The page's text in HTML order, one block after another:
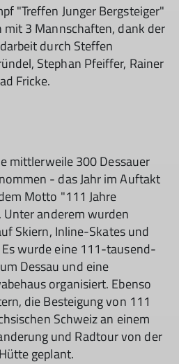
"Treffen Junger Bergsteiger"
3 Mannschaften, dank der
durch Steffen
Stephan Pfeiffer, Rainer
Fricke.
mittlerweile 300 Dessauer
- das Jahr im Auftakt
Motto "111 Jahre
Unter anderem wurden
Skiern, Inline-Skates und
wurde eine 111-tausend-
Dessau und eine
organisiert. Ebenso
die Besteigung von 111
Schweiz an einem
und Radtour von der
geplant.